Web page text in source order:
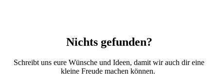
Nichts gefunden?
Schreibt uns eure Wünsche und Ideen, damit wir auch dir eine
kleine Freude machen können.